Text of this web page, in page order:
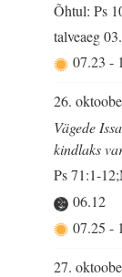
Õhtul: Ps
talveaeg
07.23-
26.
Vägede
kindlaks
Ps 71:1-
06.12
07.25-
27.